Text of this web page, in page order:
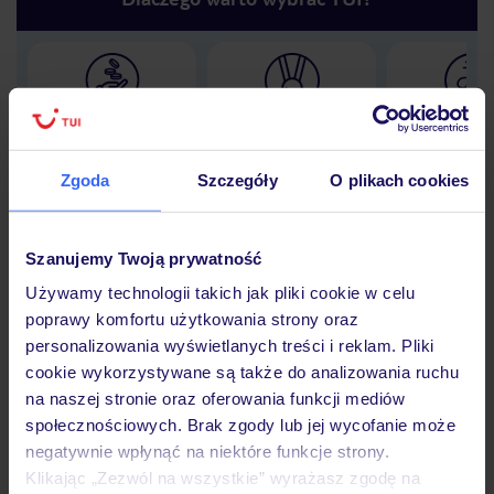
Zgoda Szczegóły O plikach cookies
Szanujemy Twoją prywatność
Używamy technologii takich jak pliki cookie w celu
poprawy komfortu użytkowania strony oraz
personalizowania wyświetlanych treści i reklam. Pliki
cookie wykorzystywane są także do analizowania ruchu
na naszej stronie oraz oferowania funkcji mediów
społecznościowych. Brak zgody lub jej wycofanie może
negatywnie wpłynąć na niektóre funkcje strony.
Klikając „Zezwól na wszystkie” wyrażasz zgodę na
Lider niskich cen 30 lat w
Hotel
Opinie
Pokoje